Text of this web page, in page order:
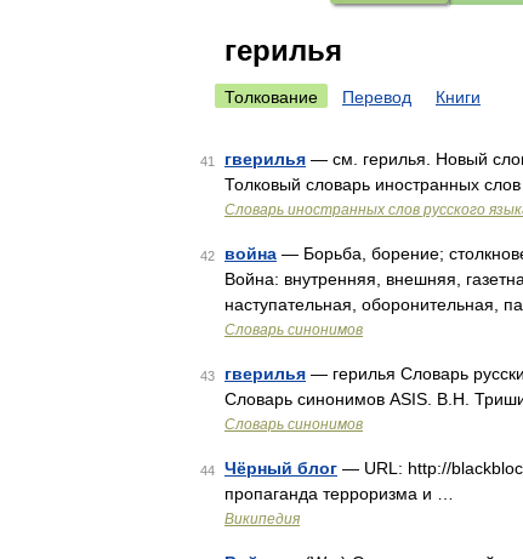
герилья
Толкование Перевод Книги
41 гверилья — см. герилья. Новый
Толковый словарь иностранных
Словарь иностранных слов русского
42 война — Борьба, борение;
Война: внутренняя, внешняя,
наступательная, оборонительная,
Словарь синонимов
43 гверилья — герилья Словарь
Словарь синонимов ASIS. В.Н.
Словарь синонимов
44 Чёрный блог — URL: http://
пропаганда терроризма и …
Википедия